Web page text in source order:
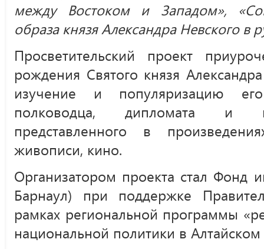
между Востоком и Западом»,
образа князя Александра Невского в
Просветительский проект
рождения Святого князя
изучение и популяризацию
полководца, дипломата и
представленного в
живописи, кино.
Организатором проекта стал Фонд
Барнаул) при поддержке
рамках региональной программы
национальной политики в Алтайском